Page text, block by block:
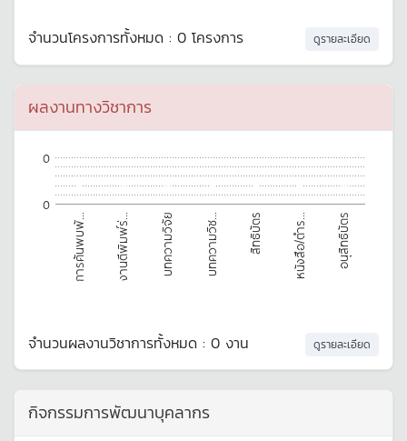
ดูรายละเอียด
จำนวนโครงการทั้งหมด : 0 โครงการ
ผลงานทางวิชาการ
การค้นพบพั... งานตีพิมพ์ร่... บทความวิจัย บทความวิช... สิทธิบัตร หนังสือ/ตำร... อนุสิทธิบัตร
0
0
0 0 0 0 0 0 0
ดูรายละเอียด
จำนวนผลงานวิชาการทั้งหมด : 0 งาน
กิจกรรมการพัฒนาบุคลากร